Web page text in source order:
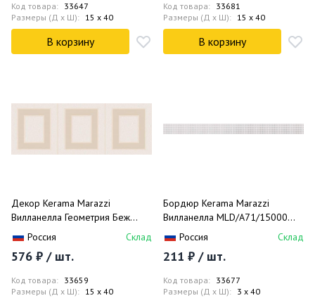
Код товара: 33647
Размеры (Д x Ш): 15 x 40
В корзину
Код товара: 33681
Размеры (Д x Ш): 15 x 40
В корзину
Декор Kerama Marazzi
Вилланелла Геометрия Беж
MLD/B68/15084 15x40
Россия Склад
576 ₽ / шт.
Код товара: 33659
Размеры (Д x Ш): 15 x 40
Бордюр Kerama Marazzi
Вилланелла MLD/A71/15000
3x40Россия Склад
211 ₽ / шт.
Код товара: 33677
Размеры (Д x Ш): 3 x 40